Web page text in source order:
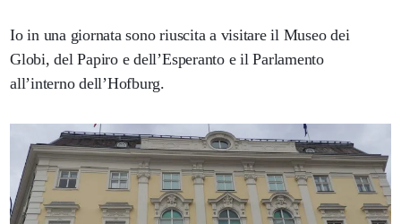
Io in una giornata sono riuscita a visitare il Museo dei
Globi, del Papiro e dell’Esperanto e il Parlamento
all’interno dell’Hofburg.